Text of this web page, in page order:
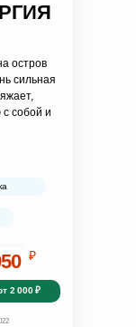
2 000 ₽
остров
сильная
с собой и
₽